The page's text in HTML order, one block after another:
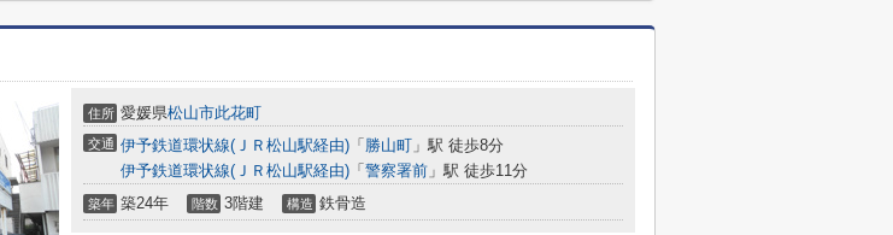
住所 愛媛県松山市此花町
交通 伊予鉄道環状線(ＪＲ松山駅経由) 「 勝山町 」駅 徒歩8分
伊予鉄道環状線(ＪＲ松山駅経由) 「 警察署前 」駅 徒歩11分
築年 築24年 階数 3階建 構造 鉄骨造